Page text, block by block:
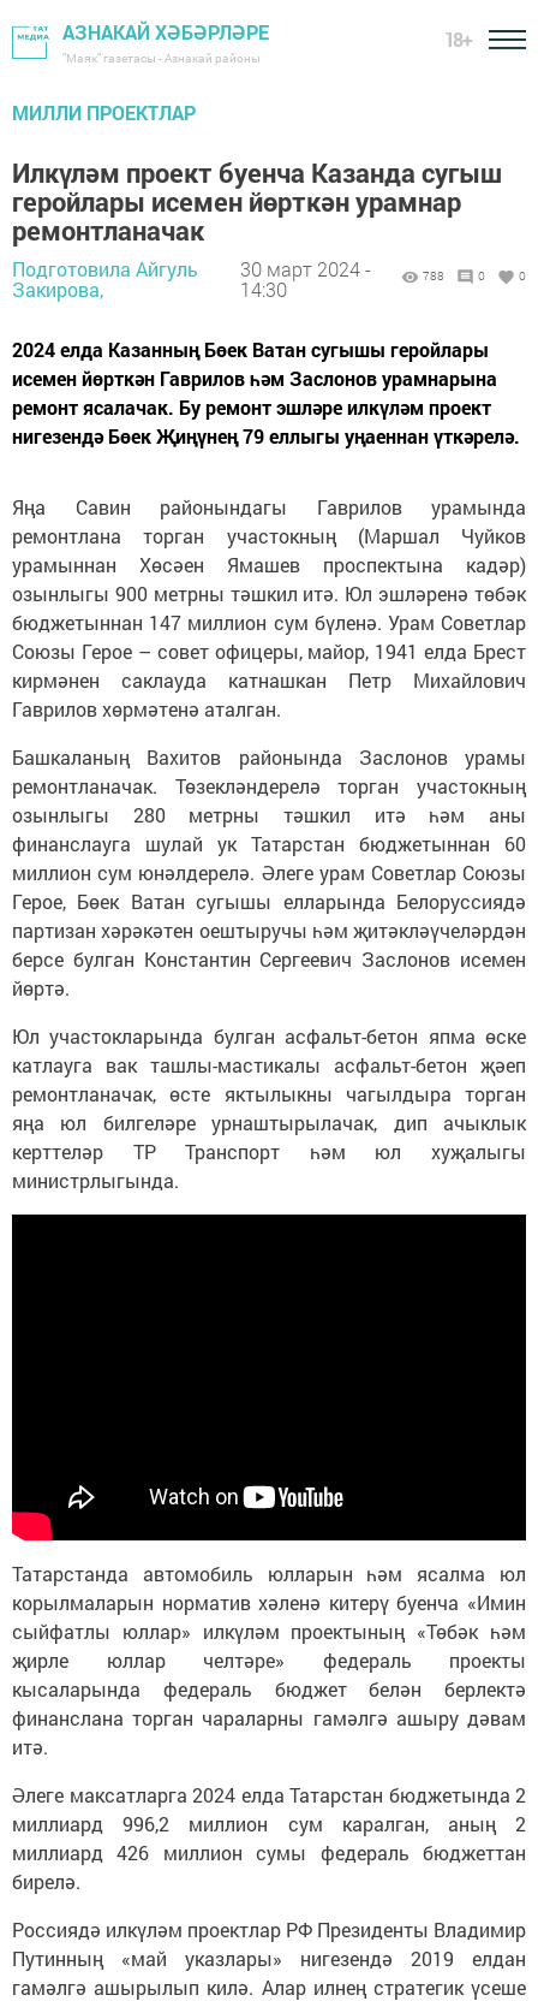
АЗНАКАЙ ХӘБӘРЛӘРЕ
"Маяк" газетасы - Азнакай районы
18+
МИЛЛИ ПРОЕКТЛАР
Илкүләм проект буенча Казанда сугыш
геройлары исемен йөрткән урамнар
ремонтланачак
Подготовила Айгуль
Закирова,
30 март 2024 -
14:30
788 0 0
2024 елда Казанның Бөек Ватан сугышы геройлары
исемен йөрткән Гаврилов һәм Заслонов урамнарына
ремонт ясалачак. Бу ремонт эшләре илкүләм проект
нигезендә Бөек Җиңүнең 79 еллыгы уңаеннан үткәрелә.
Яңа Савин районындагы Гаврилов урамында
ремонтлана торган участокның (Маршал Чуйков
урамыннан Хөсәен Ямашев проспектына кадәр)
озынлыгы 900 метрны тәшкил итә. Юл эшләренә төбәк
бюджетыннан 147 миллион сум бүленә. Урам Советлар
Союзы Герое – совет офицеры, майор, 1941 елда Брест
кирмәнен саклауда катнашкан Петр Михайлович
Гаврилов хөрмәтенә аталган.
Башкаланың Вахитов районында Заслонов урамы
ремонтланачак. Төзекләндерелә торган участокның
озынлыгы 280 метрны тәшкил итә һәм аны
финанслауга шулай ук Татарстан бюджетыннан 60
миллион сум юнәлдерелә. Әлеге урам Советлар Союзы
Герое, Бөек Ватан сугышы елларында Белоруссиядә
партизан хәрәкәтен оештыручы һәм җитәкләүчеләрдән
берсе булган Константин Сергеевич Заслонов исемен
йөртә.
Юл участокларында булган асфальт-бетон япма өске
катлауга вак ташлы-мастикалы асфальт-бетон җәеп
ремонтланачак, өсте яктылыкны чагылдыра торган
яңа юл билгеләре урнаштырылачак, дип ачыклык
керттеләр ТР Транспорт һәм юл хуҗалыгы
министрлыгында.
Татарстанда автомобиль юлларын һәм ясалма юл
корылмаларын норматив хәленә китерү буенча «Имин
сыйфатлы юллар» илкүләм проектының «Төбәк һәм
җирле юллар челтәре» федераль проекты
кысаларында федераль бюджет белән берлектә
финанслана торган чараларны гамәлгә ашыру дәвам
итә.
Әлеге максатларга 2024 елда Татарстан бюджетында 2
миллиард 996,2 миллион сум каралган, аның 2
миллиард 426 миллион сумы федераль бюджеттан
бирелә.
Россиядә илкүләм проектлар РФ Президенты Владимир
Путинның «май указлары» нигезендә 2019 елдан
гамәлгә ашырылып килә. Алар илнең стратегик үсеше